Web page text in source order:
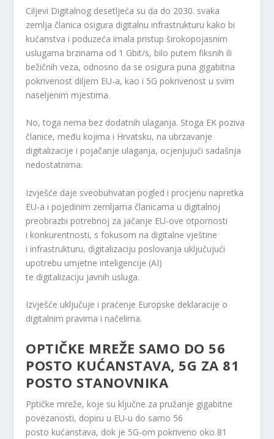
Ciljevi Digitalnog desetljeća su da do 2030. svaka
zemlja članica osigura digitalnu infrastrukturu kako bi
kućanstva i poduzeća imala pristup širokopojasnim
uslugama brzinama od 1 Gbit/s, bilo putem fiksnih ili
bežičnih veza, odnosno da se osigura puna gigabitna
pokrivenost diljem EU-a, kao i 5G pokrivenost u svim
naseljenim mjestima.
No, toga nema bez dodatnih ulaganja. Stoga EK poziva
članice, među kojima i Hrvatsku, na ubrzavanje
digitalizacije i pojačanje ulaganja, ocjenjujući sadašnja
nedostatnima.
Izvješće daje sveobuhvatan pogled i procjenu napretka
EU-a i pojedinim zemljama članicama u digitalnoj
preobrazbi potrebnoj za jačanje EU-ove otpornosti
i konkurentnosti, s fokusom na digitalne vještine
i infrastrukturu, digitalizaciju poslovanja uključujući
upotrebu umjetne inteligencije (AI)
te digitalizaciju javnih usluga.
Izvješće uključuje i praćenje Europske deklaracije o
digitalnim pravima i načelima.
OPTIČKE MREŽE SAMO DO 56
POSTO KUĆANSTAVA, 5G ZA 81
POSTO STANOVNIKA
Pptičke mreže, koje su ključne za pružanje gigabitne
povezanosti, dopiru u EU-u do samo 56
posto kućanstava, dok je 5G-om pokriveno oko 81